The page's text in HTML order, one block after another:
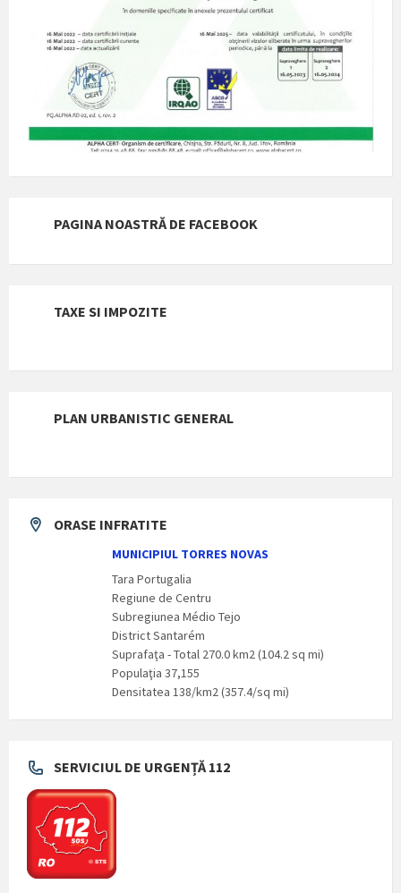
PAGINA NOASTRĂ DE FACEBOOK
TAXE SI IMPOZITE
PLAN URBANISTIC GENERAL
ORASE INFRATITE
MUNICIPIUL TORRES NOVAS
Tara Portugalia
Regiune de Centru
Subregiunea Médio Tejo
District Santarém
Suprafaţa - Total 270.0 km2 (104.2 sq mi)
Populaţia 37,155
Densitatea 138/km2 (357.4/sq mi)
SERVICIUL DE URGENȚĂ 112